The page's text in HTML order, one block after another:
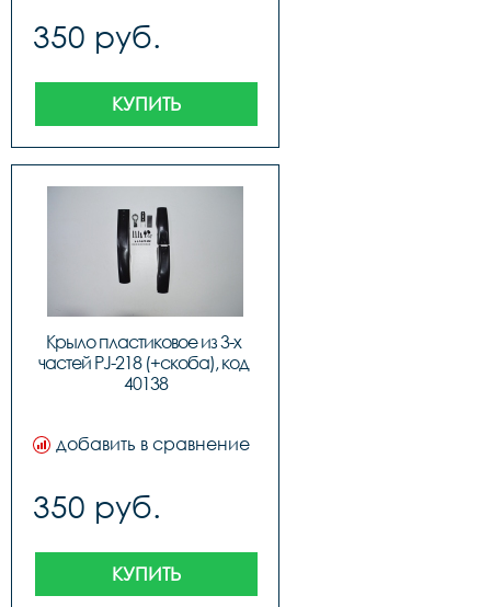
350 руб.
КУПИТЬ
Крыло пластиковое из 3-х
частей PJ-218 (+скоба), код
40138
добавить в сравнение
350 руб.
КУПИТЬ